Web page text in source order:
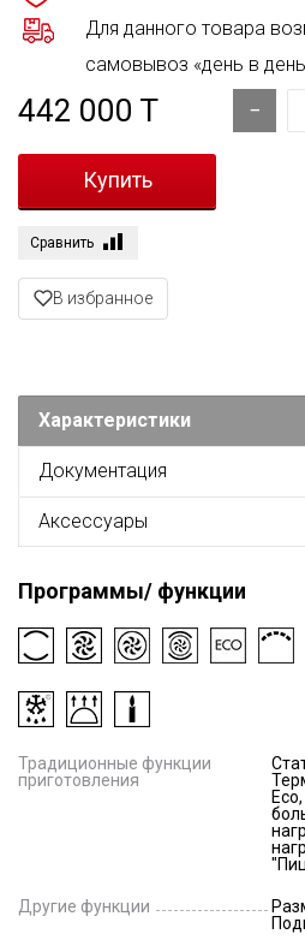
Для данного товара
самовывоз «день в
442 000 T
Сравнить
В избранное
Характеристики
Документация
Аксессуары
Программы/ функции
Традиционные функции
приготовления
Другие функции